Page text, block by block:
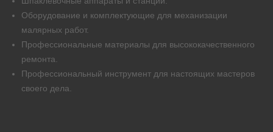
Оборудование и комплектующие для механизации
малярных работ.
Профессиональные материалы для высококачественного
ремонта.
Профессиональный инструмент для настоящих мастеров
своего дела.